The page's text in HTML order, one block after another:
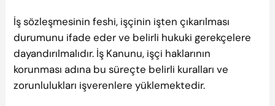
İş sözleşmesinin feshi, işçinin işten çıkarılması
durumunu ifade eder ve belirli hukuki gerekçelere
dayandırılmalıdır. İş Kanunu, işçi haklarının
korunması adına bu süreçte belirli kuralları ve
zorunlulukları işverenlere yüklemektedir.